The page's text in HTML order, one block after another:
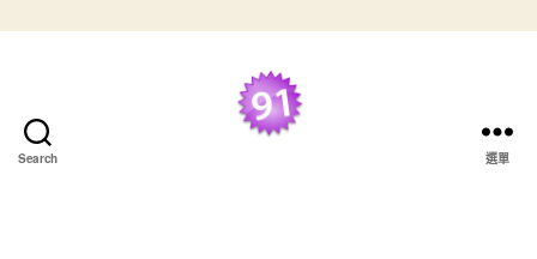
Search 選單